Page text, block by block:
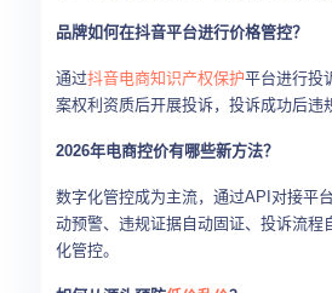
品牌如何在抖音平台进行价格管控？
通过抖音电商知识产权保护平台进行投
案权利资质后开展投诉，投诉成功后违
2026年电商控价有哪些新方法？
数字化管控成为主流，通过API对接平
动预警、违规证据自动固证、投诉流程
化管控。